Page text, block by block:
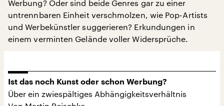
Werbung? Oder sind beide Genres gar zu einer
untrennbaren Einheit verschmolzen, wie Pop-Artists
und Werbekünstler suggerieren? Erkundungen in
einem verminten Gelände voller Widersprüche.
Ist das noch Kunst oder schon Werbung?
Über ein zwiespältiges Abhängigkeitsverhältnis